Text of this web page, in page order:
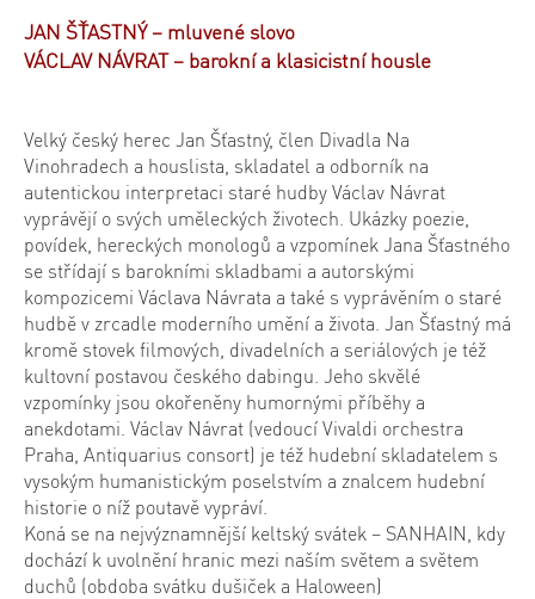
JAN ŠŤASTNÝ – mluvené slovo
VÁCLAV NÁVRAT – barokní a klasicistní housle
Velký český herec Jan Šťastný, člen Divadla Na
Vinohradech a houslista, skladatel a odborník na
autentickou interpretaci staré hudby Václav Návrat
vyprávějí o svých uměleckých životech. Ukázky poezie,
povídek, hereckých monologů a vzpomínek Jana Šťastného
se střídají s barokními skladbami a autorskými
kompozicemi Václava Návrata a také s vyprávěním o staré
hudbě v zrcadle moderního umění a života. Jan Šťastný má
kromě stovek filmových, divadelních a seriálových je též
kultovní postavou českého dabingu. Jeho skvělé
vzpomínky jsou okořeněny humornými příběhy a
anekdotami. Václav Návrat (vedoucí Vivaldi orchestra
Praha, Antiquarius consort) je též hudební skladatelem s
vysokým humanistickým poselstvím a znalcem hudební
historie o níž poutavě vypráví.
Koná se na nejvýznamnější keltský svátek – SANHAIN, kdy
dochází k uvolnění hranic mezi naším světem a světem
duchů (obdoba svátku dušiček a Haloween)